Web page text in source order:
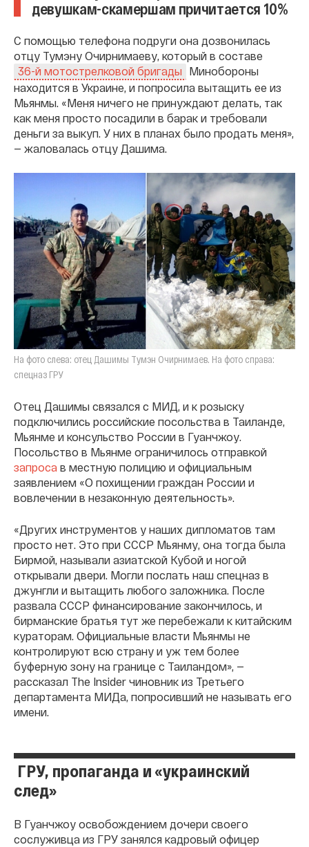
девушкам-скамершам причитается 10%
С помощью телефона подруги она дозвонилась
отцу Тумэну Очирнимаеву, который в составе
36-й мотострелковой бригады
Минобороны
находится в Украине, и попросила вытащить ее из
Мьянмы. «Меня ничего не принуждают делать, так
как меня просто посадили в барак и требовали
деньги за выкуп. У них в планах было продать меня»,
— жаловалась отцу Дашима.
На фото слева: отец Дашимы Тумэн Очирнимаев. На фото справа:
спецназ ГРУ
Отец Дашимы связался с МИД, и к розыску
подключились российские посольства в Таиланде,
Мьянме и консульство России в Гуанчжоу.
Посольство в Мьянме ограничилось отправкой
запроса в местную полицию и официальным
заявлением «О похищении граждан России и
вовлечении в незаконную деятельность».
«Других инструментов у наших дипломатов там
просто нет. Это при СССР Мьянму, она тогда была
Бирмой, называли азиатской Кубой и ногой
открывали двери. Могли послать наш спецназ в
джунгли и вытащить любого заложника. После
развала СССР финансирование закончилось, и
бирманские братья тут же перебежали к китайским
кураторам. Официальные власти Мьянмы не
контролируют всю страну и уж тем более
буферную зону на границе с Таиландом», —
рассказал The Insider чиновник из Третьего
департамента МИДа, попросивший не называть его
имени.
ГРУ, пропаганда и «украинский
след»
В Гуанчжоу освобождением дочери своего
сослуживца из ГРУ занялся кадровый офицер